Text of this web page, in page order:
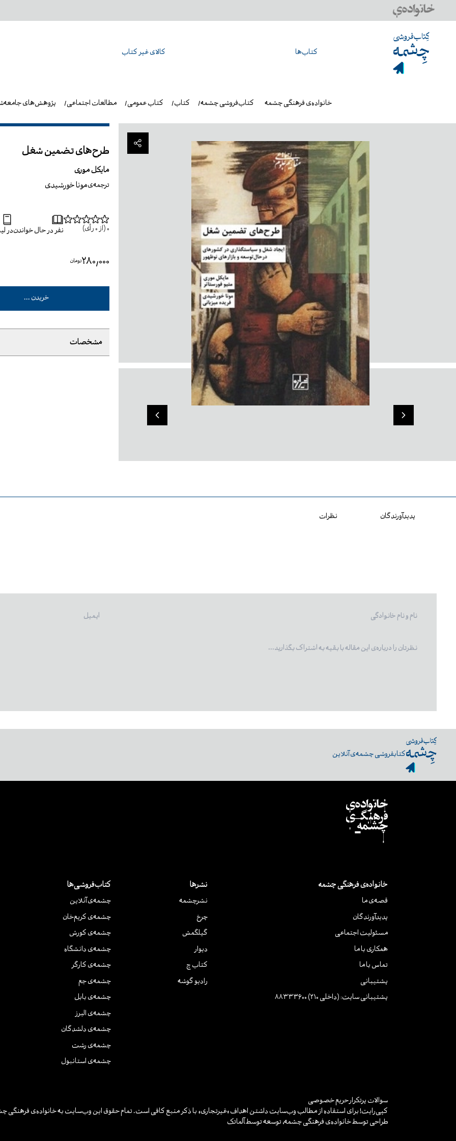
کتاب‌ها کالای غیر کتاب
پژوهش‌های مطالعات اجتماعی کتاب عمومی کتاب کتاب‌فروشی چشمه خانواده‌ی فرهنگی چشمه
طرح‌های تضمین شغل
مایکل موری
ترجمه‌یمونا خورشیدی
0 (از 0 رأی) نفر در حال خواندندر
۲۸۰٬۰۰۰تومان
خریدن ...
مشخصات
پدیدآورندگان نظرات
کتابفروشی چشمه‌ی آنلاین
خانواده‌ی فرهنگی چشمه
قصه‌ی ما
پدیدآورندگان
مسئولیت اجتماعی
همکاری با ما
تماس با ما
پشتیبانی
پشتیبانی سایت: (داخلی 210) 88333600
نشرها
نشر‌چشمه
چرخ
گیلگمش
دیوار
کتاب چ
رادیو گوشه
کتاب‌فروشی‌ها
چشمه‌ی آنلاین
چشمه‌ی کریم‌خان
چشمه‌ی کورش
چشمه‌ی دانشگاه
چشمه‌ی کارگر
چشمه‌ی جم
چشمه‌ی بابل
چشمه‌ی البرز
چشمه‌ی دلشدگان
چشمه‌ی رشت
چشمه‌ی استانبول
سوالات پرتکرارحریم خصوصی
کپی‌رایت! برای استفاده از مطالب وب‌سایت داشتن اهداف «غیرتجاری» با ذکر منبع کافی است. تمام حقوق این وب‌سایت به خانواده‌ی فرهنگی
طراحی توسط خانواده‌ی فرهنگی چشمه، توسعه توسط آلماتک